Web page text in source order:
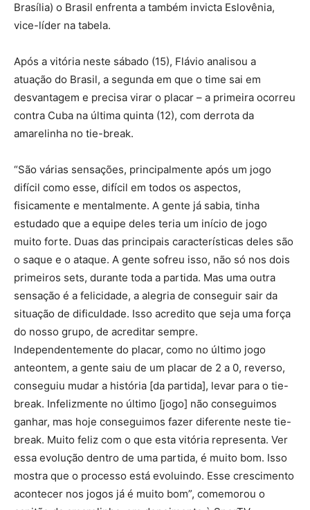
Brasília) o Brasil enfrenta a também invicta Eslovênia,
vice-líder na tabela.
Após a vitória neste sábado (15), Flávio analisou a
atuação do Brasil, a segunda em que o time sai em
desvantagem e precisa virar o placar – a primeira ocorreu
contra Cuba na última quinta (12), com derrota da
amarelinha no tie-break.
“São várias sensações, principalmente após um jogo
difícil como esse, difícil em todos os aspectos,
fisicamente e mentalmente. A gente já sabia, tinha
estudado que a equipe deles teria um início de jogo
muito forte. Duas das principais características deles são
o saque e o ataque. A gente sofreu isso, não só nos dois
primeiros sets, durante toda a partida. Mas uma outra
sensação é a felicidade, a alegria de conseguir sair da
situação de dificuldade. Isso acredito que seja uma força
do nosso grupo, de acreditar sempre.
Independentemente do placar, como no último jogo
anteontem, a gente saiu de um placar de 2 a 0, reverso,
conseguiu mudar a história [da partida], levar para o tie-
break. Infelizmente no último [jogo] não conseguimos
ganhar, mas hoje conseguimos fazer diferente neste tie-
break. Muito feliz com o que esta vitória representa. Ver
essa evolução dentro de uma partida, é muito bom. Isso
mostra que o processo está evoluindo. Esse crescimento
acontecer nos jogos já é muito bom”, comemorou o